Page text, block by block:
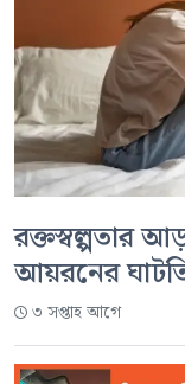
রক্তস্বল্পতার
আয়রনের
৩ সপ্তাহ আগে